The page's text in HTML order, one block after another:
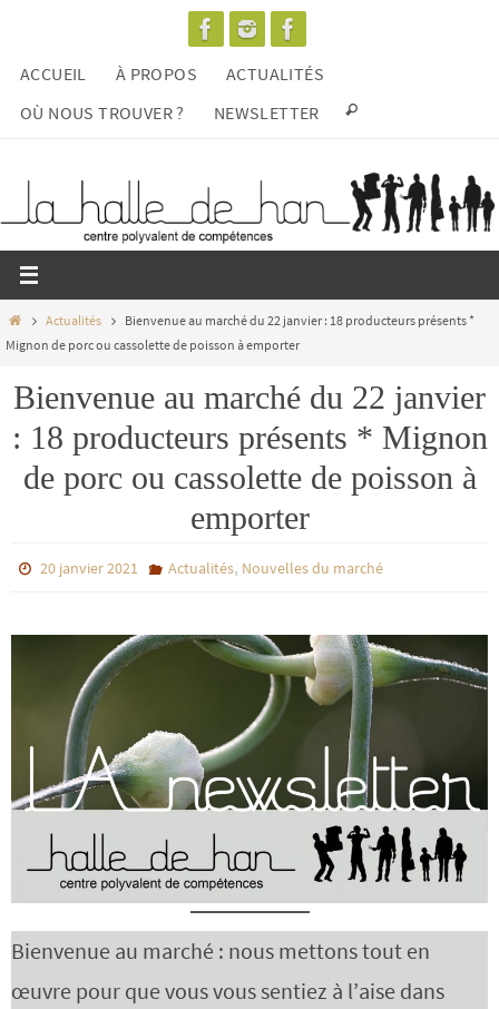
contenu
ACCUEIL À PROPOS
ACTUALITÉS
OÙ NOUS TROUVER ?
NEWSLETTER
HomeActualités
Bienvenue au marché du 22 janvier : 18 producteurs présents *
Mignon de porc ou cassolette de poisson à emporter
Bienvenue au marché du 22 janvier
: 18 producteurs présents * Mignon
de porc ou cassolette de poisson à
emporter
20 janvier 2021 Actualités, Nouvelles du marché
Bienvenue au marché : nous mettons tout en
œuvre pour que vous vous sentiez à l’aise dans